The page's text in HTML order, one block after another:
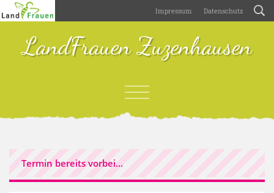
Impressum Datenschutz
LandFrauen Zuzenhausen
Termin bereits vorbei...